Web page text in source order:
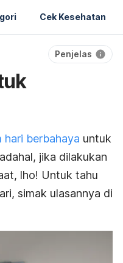
Cek Kesehatan
Penjelas
hari berbahaya untuk
jika dilakukan
lho! Untuk tahu
simak ulasannya di